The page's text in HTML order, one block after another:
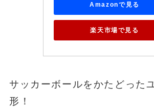
Amazonで見る
楽天市場で見る
サッカーボールをかたどった
形！